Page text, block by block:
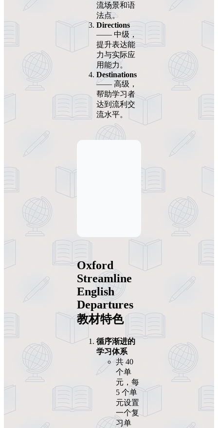
流场景和语
法点。
Directions
—— 中级，
提升表达能
力与实际应
用能力。
Destinations
—— 高级，
帮助学习者
达到流利交
流水平。
Oxford
Streamline
English
Departures
教材特色
循序渐进的
学习体系
共 40
个单
元，每
5 个单
元设置
一个复
习单